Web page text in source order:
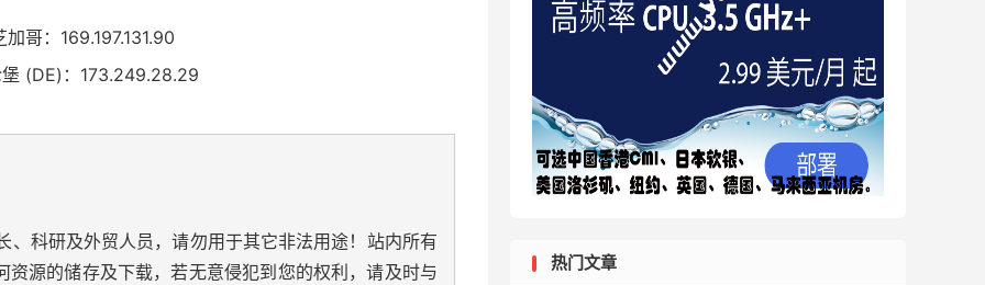
加哥：169.197.131.90
(DE)：173.249.28.29
、科研及外贸人员，请勿用于其它非法用途！站内所有
源的储存及下载，若无意侵犯到您的权利，请及时与
热门文章